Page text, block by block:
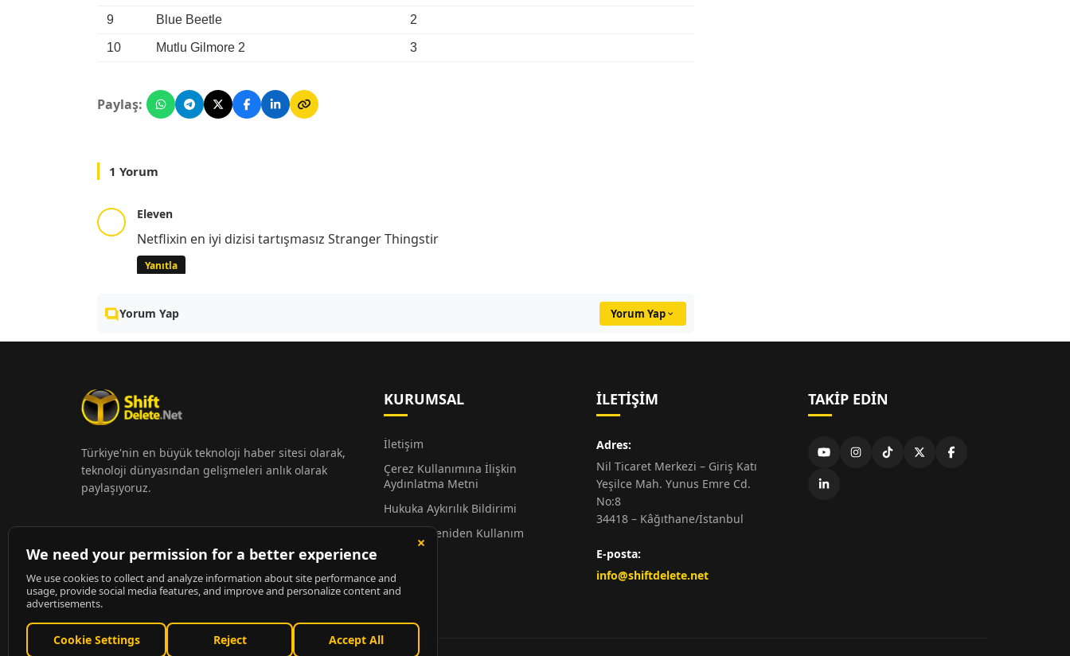
9 Blue Beetle 2
10 Mutlu Gilmore 2 3
Paylaş:
1 Yorum
Eleven
Netflixin en iyi dizisi tartışmasız Stranger Thingstir
Yanıtla
Yorum Yap Yorum Yap
Türkiye'nin en büyük teknoloji haber sitesi olarak,
teknoloji dünyasından gelişmeleri anlık olarak
paylaşıyoruz.
KURUMSAL
İletişim
Çerez Kullanımına İlişkin
Aydınlatma Metni
Hukuka Aykırılık Bildirimi
Alıntı ve Yeniden Kullanım
Hakkında
Künye
İLETIŞIM
Adres:
Nil Ticaret Merkezi – Giriş Katı
Yeşilce Mah. Yunus Emre Cd.
No:8
34418 – Kâğıthane/İstanbul
E-posta:
info@shiftdelete.net
TAKIP EDIN